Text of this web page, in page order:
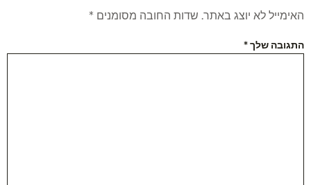
האימייל לא יוצג באתר. שדות החובה מסומנים *
התגובה שלך*